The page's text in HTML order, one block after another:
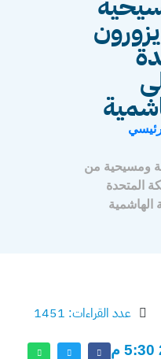
ومسيحية من
المتحدة
الهاشمية
عدد القراءات: 1451